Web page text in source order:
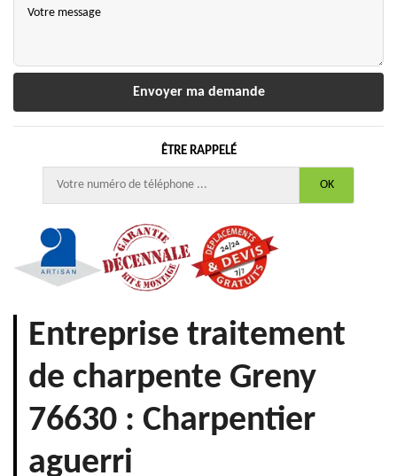
ÊTRE RAPPELÉ
Entreprise traitement
de charpente Greny
76630 : Charpentier
aguerri